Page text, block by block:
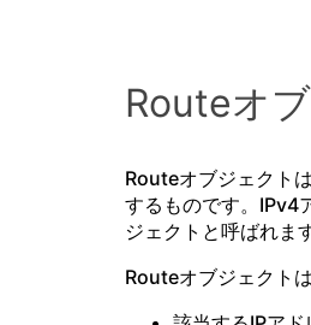
Routeオ
Routeオブジェクト
するものです。IPv4
ジェクトと呼ばれます
Routeオブジェクトは